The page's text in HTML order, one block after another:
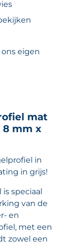
mat
mm x
in
in grijs!
speciaal
van de
en
met een
zowel een
eigen